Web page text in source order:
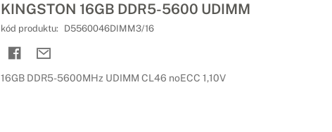
KINGSTON 16GB DDR5-5600 UDIMM
kód produktu: D5560046DIMM3/16
16GB DDR5-5600MHz UDIMM CL46 noECC 1,10V